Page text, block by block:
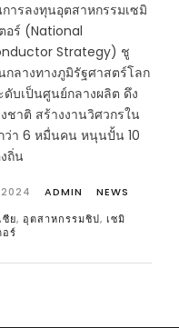
ารลงทุนอุตสาหกรรมเซมิ
อร์ (National
Strategy) ชู
กลางทางภูมิรัฐศาสตร์โลก
ดับเป็นศูนย์กลางผลิต ดึง
ชาติ สร้างงานวิศวกรใน
ว่า 6 หมื่นคน หนุนปั้น 10
ถิ่น
ADMIN
NEWS
ซีย, อุตสาหกรรมชิป, เซมิ
ร์